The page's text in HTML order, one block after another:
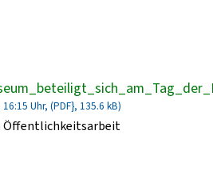
Uhr, (PDF}, 135.6 kB)
Öffentlichkeitsarbeit